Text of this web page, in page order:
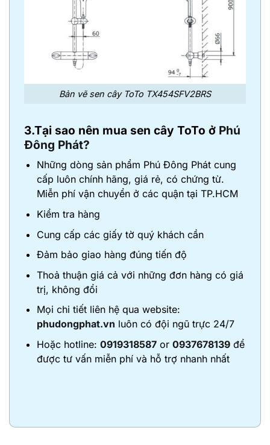
Bản vẽ sen cây ToTo TX454SFV2BRS
3.Tại sao nên mua sen cây ToTo ở Phú
Đông Phát?
Những dòng sản phẩm Phú Đông Phát cung
cấp luôn chính hãng, giá rẻ, có chứng từ.
Miễn phí vận chuyển ở các quận tại TP.HCM
Kiểm tra hàng
Cung cấp các giấy tờ quý khách cần
Đảm bảo giao hàng đúng tiến độ
Thoả thuận giá cả với những đơn hàng có giá
trị, không đổi
Mọi chi tiết liên hệ qua website:
phudongphat.vn luôn có đội ngũ trực 24/7
Hoặc hotline: 0919318587 or 0937678139 để
được tư vấn miễn phí và hỗ trợ nhanh nhất